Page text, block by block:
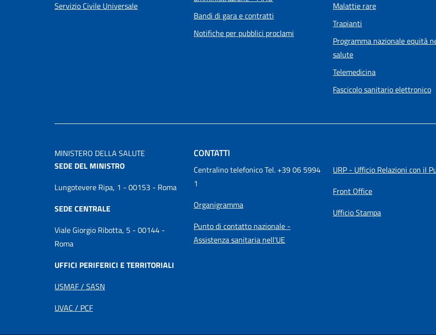
Servizio Civile Universale
Bandi di gara e contratti
Notifiche per pubblici proclami
Malattie rare
Trapianti
Programma nazionale equità
salute
Telemedicina
Fascicolo sanitario elettronico
MINISTERO DELLA SALUTE
SEDE DEL MINISTRO
Lungotevere Ripa, 1 - 00153 - Roma
SEDE CENTRALE
Viale Giorgio Ribotta, 5 - 00144 -
Roma
UFFICI PERIFERICI E TERRITORIALI
USMAF / SASN
UVAC / PCF
CONTATTI
Centralino telefonico Tel. +39 06 5994
1
Organigramma
Punto di contatto nazionale -
Assistenza sanitaria nell'UE
URP - Ufficio Relazioni con il
Front Office
Ufficio Stampa